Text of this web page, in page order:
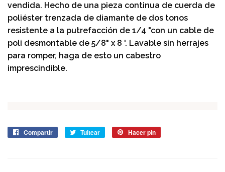
vendida. Hecho de una pieza continua de cuerda de
poliéster trenzada de diamante de dos tonos
resistente a la putrefacción de 1/4 "con un cable de
poli desmontable de 5/8" x 8 '. Lavable sin herrajes
para romper, haga de esto un cabestro
imprescindible.
Compartir
CompartirTuitear
Tuitear Hacer pin